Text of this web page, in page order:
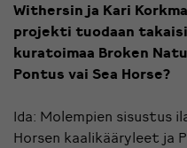
Withersin ja Kari
projekti tuodaan
kuratoimaa Broken
Pontus vai Sea Horse?
Ida: Molempien sisustus
Horsen kaalikääryleet ja